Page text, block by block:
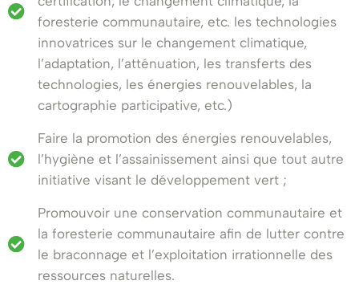
foresterie communautaire, etc. les technologies
innovatrices sur le changement climatique,
l’adaptation, l’atténuation, les transferts des
technologies, les énergies renouvelables, la
cartographie participative, etc.)
Faire la promotion des énergies renouvelables,
l’hygiène et l’assainissement ainsi que tout autre
initiative visant le développement vert ;
Promouvoir une conservation communautaire et
la foresterie communautaire afin de lutter contre
le braconnage et l’exploitation irrationnelle des
ressources naturelles.